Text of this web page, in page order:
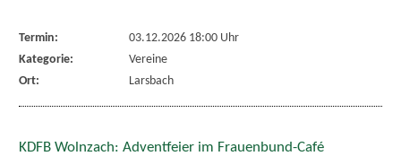
Termin:
03.12.2026 18:00 Uhr
Kategorie:
Vereine
Ort:
Larsbach
KDFB Wolnzach: Adventfeier im Frauenbund-Café